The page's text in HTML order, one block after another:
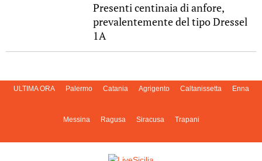
Presenti centinaia di anfore,
prevalentemente del tipo Dressel
1A
ULTIMA ORA Palermo Catania Agrigento Caltanissetta Enna
Messina Ragusa Siracusa Trapani